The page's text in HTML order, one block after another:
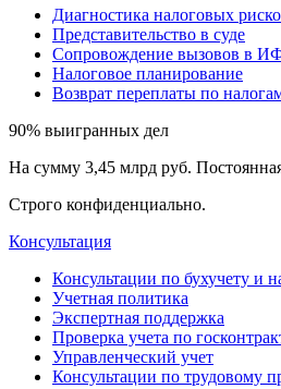
Диагностика налоговых
Представительство в суде
Сопровождение вызовов в
Налоговое планирование
Возврат переплаты по
90% выигранных дел
На сумму 3,45 млрд руб.
Строго конфиденциально.
Консультация
Консультации по бухучету и
Учетная политика
Экспертная поддержка
Проверка учета по
Управленческий учет
Консультации по трудовому